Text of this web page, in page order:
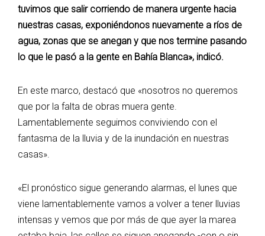
tuvimos que salir corriendo de manera urgente hacia
nuestras casas, exponiéndonos nuevamente a ríos de
agua, zonas que se anegan y que nos termine pasando
lo que le pasó a la gente en Bahía Blanca», indicó.
En este marco, destacó que «nosotros no queremos
que por la falta de obras muera gente.
Lamentablemente seguimos conviviendo con el
fantasma de la lluvia y de la inundación en nuestras
casas».
«El pronóstico sigue generando alarmas, el lunes que
viene lamentablemente vamos a volver a tener lluvias
intensas y vemos que por más de que ayer la marea